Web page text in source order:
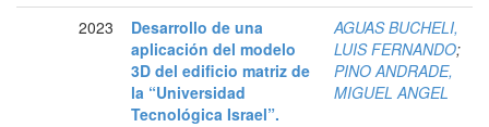
2023
Desarrollo de una
aplicación del modelo
3D del edificio matriz de
la “Universidad
Tecnológica Israel”.
AGUAS BUCHELI,
LUIS FERNANDO;
PINO ANDRADE,
MIGUEL ANGEL